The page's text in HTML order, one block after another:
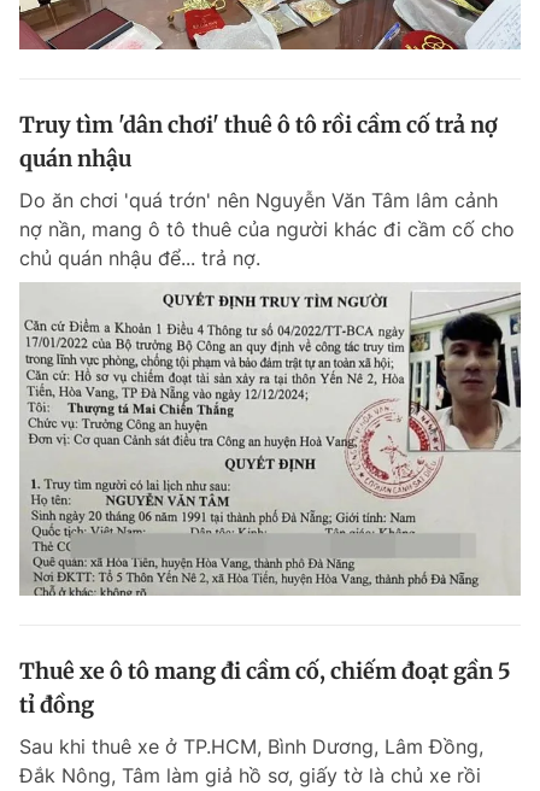
Truy tìm 'dân chơi' thuê ô tô rồi cầm cố trả nợ
quán nhậu
Do ăn chơi 'quá trớn' nên Nguyễn Văn Tâm lâm cảnh
nợ nần, mang ô tô thuê của người khác đi cầm cố cho
chủ quán nhậu để... trả nợ.
Thuê xe ô tô mang đi cầm cố, chiếm đoạt gần 5
tỉ đồng
Sau khi thuê xe ở TP.HCM, Bình Dương, Lâm Đồng,
Đắk Nông, Tâm làm giả hồ sơ, giấy tờ là chủ xe rồi